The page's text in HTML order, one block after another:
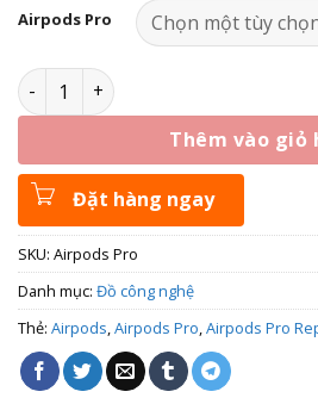
Airpods Pro
Airpods Pro Rep 1 1 Cao Cấp
Thêm vào giỏ
Đặt hàng ngay
SKU: Airpods Pro
Danh mục: Đồ công nghệ
Thẻ: Airpods,Airpods Pro,Airpods Pro